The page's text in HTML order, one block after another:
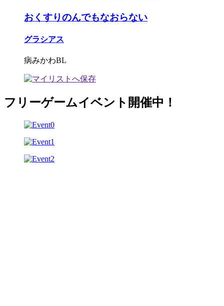
おくすりのんでもなおらない
グラシアス
病みかわBL
フリーゲームイベント開催中！